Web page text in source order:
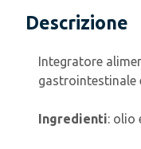
Descrizione
Integratore
gastrointestinale
Ingredienti: olio